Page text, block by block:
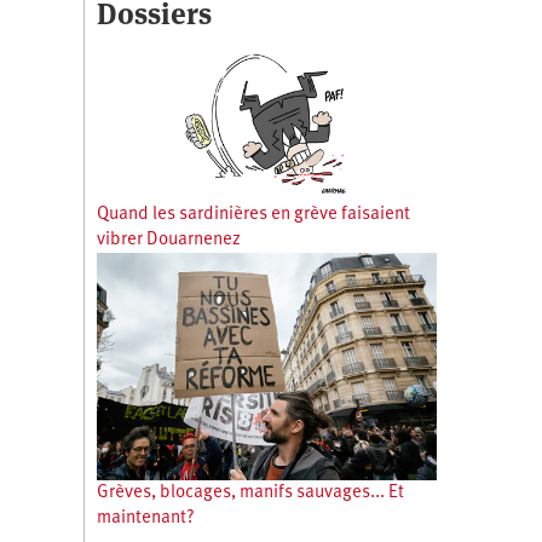
Dossiers
Quand les sardinières en grève faisaient
vibrer Douarnenez
Grèves, blocages, manifs sauvages... Et
maintenant?